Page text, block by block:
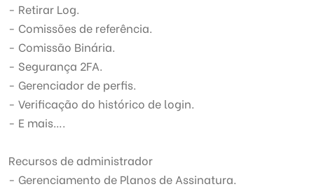
- Retirar Log.
- Comissões de referência.
- Comissão Binária.
- Segurança 2FA.
- Gerenciador de perfis.
- Verificação do histórico de login.
- E mais….
Recursos de administrador
- Gerenciamento de Planos de Assinatura.